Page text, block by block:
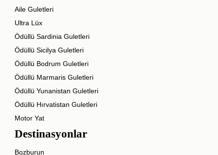
Aile Guletleri
Ultra Lüx
Ödüllü Sardinia Guletleri
Ödüllü Sicilya Guletleri
Ödüllü Bodrum Guletleri
Ödüllü Marmaris Guletleri
Ödüllü Yunanistan Guletleri
Ödüllü Hırvatistan Guletleri
Motor Yat
Destinasyonlar
Bozburun